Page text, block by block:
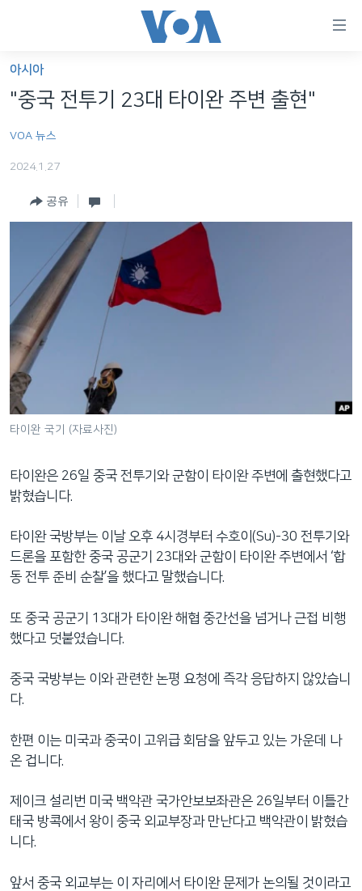
가
능
메
인
네
비
게
이
으
로
동
검
색
로
이
VOD
라디오
프로그램
주파수 안내
언어 선택
아시아
"중국 전투기 23대 타이완 주변 출현"
VOA 뉴스
2024.1.27
공유
타이완 국기 (자료사진)
타이완은 26일 중국 전투기와 군함이 타이완 주변에 출현했다고
밝혔습니다.
타이완 국방부는 이날 오후 4시경부터 수호이(Su)-30 전투기와
드론을 포함한 중국 공군기 23대와 군함이 타이완 주변에서 ‘합
동 전투 준비 순찰’을 했다고 말했습니다.
또 중국 공군기 13대가 타이완 해협 중간선을 넘거나 근접 비행
했다고 덧붙였습니다.
중국 국방부는 이와 관련한 논평 요청에 즉각 응답하지 않았습니
다.
한편 이는 미국과 중국이 고위급 회담을 앞두고 있는 가운데 나
온 겁니다.
제이크 설리번 미국 백악관 국가안보보좌관은 26일부터 이틀간
태국 방콕에서 왕이 중국 외교부장과 만난다고 백악관이 밝혔습
니다.
앞서 중국 외교부는 이 자리에서 타이완 문제가 논의될 것이라고